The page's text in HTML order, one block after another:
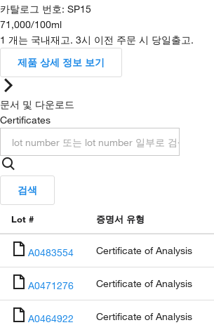
카탈로그 번호: SP15
71,000/100ml
1 개는 국내재고. 3시 이전 주문 시 당일출고.
제품 상세 정보 보기
문서 및 다운로드
Certificates
검색
Lot # 증명서 유형
A0483554 Certificate of Analysis
A0471276 Certificate of Analysis
A0464922 Certificate of Analysis